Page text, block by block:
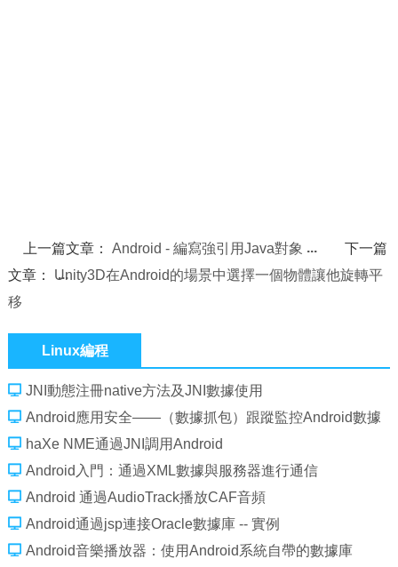
上一篇文章：Android - 編寫強引用Java對象
下一篇
文章： Unity3D在Android的場景中選擇一個物體讓他旋轉平
移
Linux編程
JNI動態注冊native方法及JNI數據使用
Android應用安全——（數據抓包）跟蹤監控Android數據
包
haXe NME通過JNI調用Android
Android入門：通過XML數據與服務器進行通信
Android 通過AudioTrack播放CAF音頻
Android通過jsp連接Oracle數據庫 -- 實例
Android音樂播放器：使用Android系統自帶的數據庫